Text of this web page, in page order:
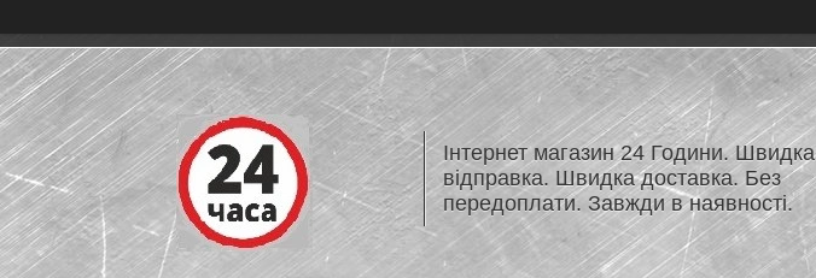
Інтернет магазин 24 Години. Швидка
відправка. Швидка доставка. Без
передоплати. Завжди в наявності.